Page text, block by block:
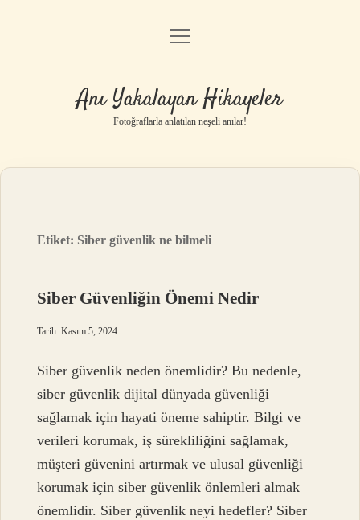
Anasayfa
Yasal Uyarı
menüyü
Anı Yakalayan Hikayeler
Fotoğraflarla anlatılan neşeli anılar!
Etiket: Siber güvenlik ne bilmeli
Siber Güvenliğin Önemi Nedir
Tarih: Kasım 5, 2024
Siber güvenlik neden önemlidir? Bu nedenle,
siber güvenlik dijital dünyada güvenliği
sağlamak için hayati öneme sahiptir. Bilgi ve
verileri korumak, iş sürekliliğini sağlamak,
müşteri güvenini artırmak ve ulusal güvenliği
korumak için siber güvenlik önlemleri almak
önemlidir. Siber güvenlik neyi hedefler? Siber